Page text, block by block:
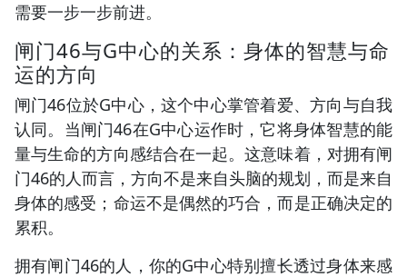
需要一步一步前进。
闸门46与G中心的关系：身体的智慧与命
运的方向
闸门46位於G中心，这个中心掌管着爱、方向与自我
认同。当闸门46在G中心运作时，它将身体智慧的能
量与生命的方向感结合在一起。这意味着，对拥有闸
门46的人而言，方向不是来自头脑的规划，而是来自
身体的感受；命运不是偶然的巧合，而是正确决定的
累积。
拥有闸门46的人，你的G中心特别擅长透过身体来感